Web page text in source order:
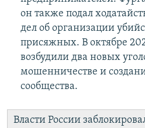
он также подал
дел об организации
присяжных. В октябре
возбудили два новых
мошенничестве и
сообщества.
Власти России